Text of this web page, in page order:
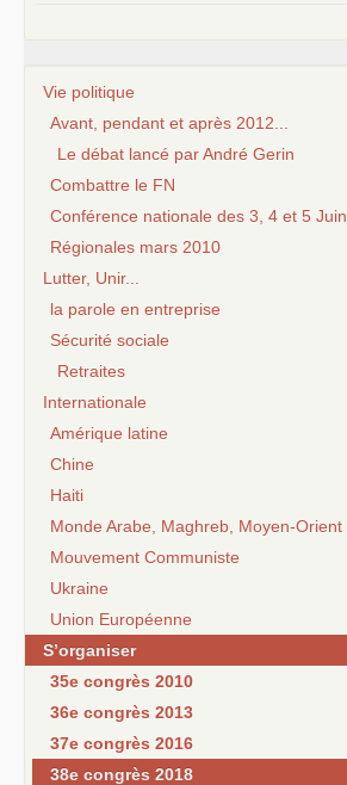
Vie politique
Avant, pendant et après 2012...
Le débat lancé par André Gerin
Combattre le FN
Conférence nationale des 3, 4 et 5 Juin
Régionales mars 2010
Lutter, Unir...
la parole en entreprise
Sécurité sociale
Retraites
Internationale
Amérique latine
Chine
Haiti
Monde Arabe, Maghreb, Moyen-Orient
Mouvement Communiste
Ukraine
Union Européenne
S’organiser
35e congrès 2010
36e congrès 2013
37e congrès 2016
38e congrès 2018